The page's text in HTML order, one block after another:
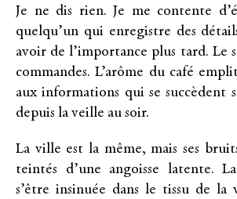
Je ne dis rien. Je me contente
quelqu’un qui enregistre des
avoir de l’importance plus tard. Le
commandes. L’arôme du café
aux informations qui se succèdent
depuis la veille au soir.
La ville est la même, mais ses
teintés d’une angoisse latente.
s’être insinuée dans le tissu de la